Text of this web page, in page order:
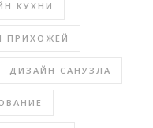
КУХНИ
ПРИХОЖЕЙ
ДИЗАЙН САНУЗЛА